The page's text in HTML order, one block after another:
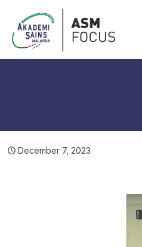
December 7, 2023